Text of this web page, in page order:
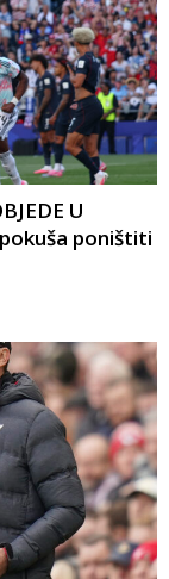
U
poništiti